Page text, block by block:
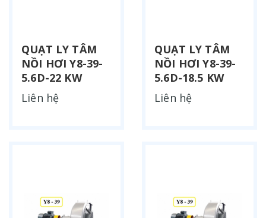
QUẠT LY TÂM
NỒI HƠI Y8-39-
5.6D-22 KW
Liên hệ
QUẠT LY TÂM
NỒI HƠI Y8-39-
5.6D-18.5 KW
Liên hệ